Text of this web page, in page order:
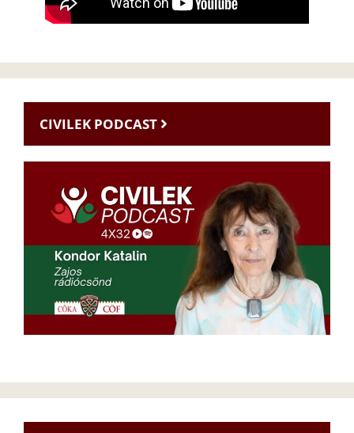
CIVILEK PODCAST